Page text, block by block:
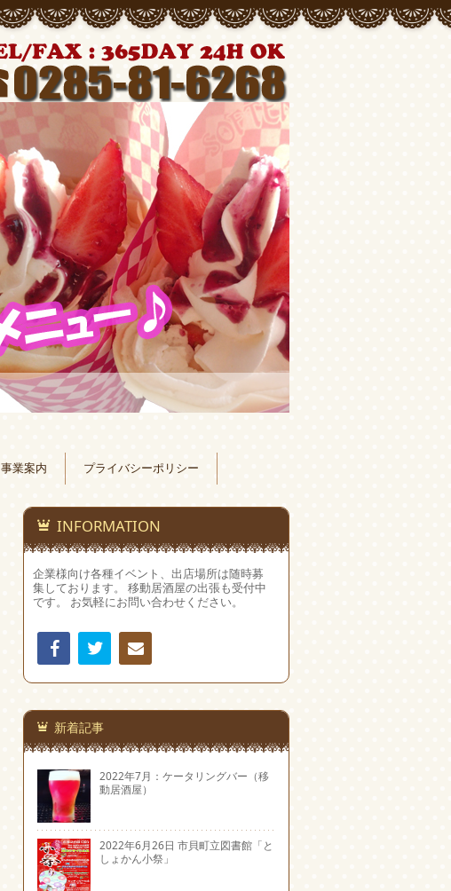
事業案内 プライバシーポリシー
INFORMATION
企業様向け各種イベント、出店場所は随時募
集しております。 移動居酒屋の出張も受付中
です。 お気軽にお問い合わせください。
Facebook
連絡
先
新着記事
2022年7月：ケータリングバー（移
動居酒屋）
2022年6月26日 市貝町立図書館「と
しょかん小祭」